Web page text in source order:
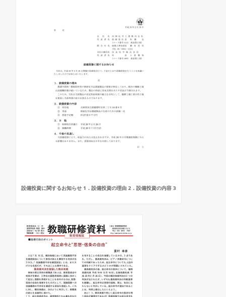
設備投資に関するお知らせ 1．設備投資の理由 2．設備投資の内容 3